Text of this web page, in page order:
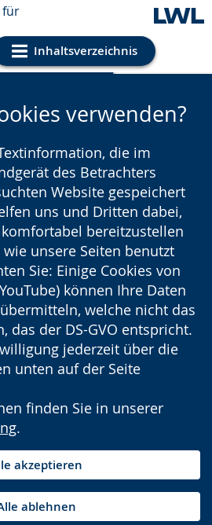
für
Inhaltsverzeichnis
Einstellungen
verwenden?
die im
des Betrachters
Website gespeichert
uns und Dritten dabei,
bereitzustellen
unsere Seiten benutzt
Sie: Einige Cookies von
können Ihre Daten
welche nicht das
das der DS-GVO entspricht.
jederzeit über die
unten auf der Seite
finden Sie in unserer
.
akzeptieren
ablehnen